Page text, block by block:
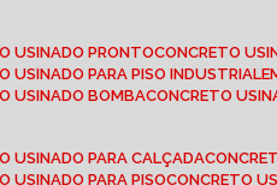
USINADO PRONTO
CONCRETO
USINADO PARA PISO INDUSTRIAL
USINADO BOMBA CONCRETO
USINADO PARA CALÇADA
USINADO PARA PISO CONCRETO